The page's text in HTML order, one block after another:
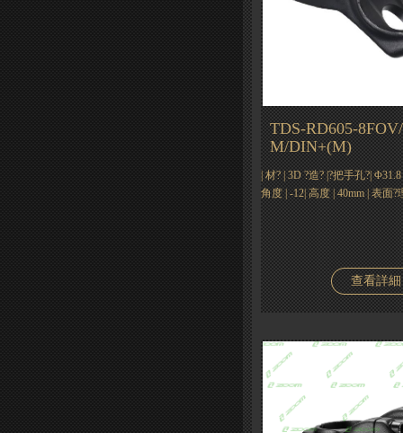
TDS-RD605-
M/DIN+(M)
| 材? | 3D ?造? |?把手孔?|
角度 | -12| 高度 | 40mm | 表面?
查看詳細